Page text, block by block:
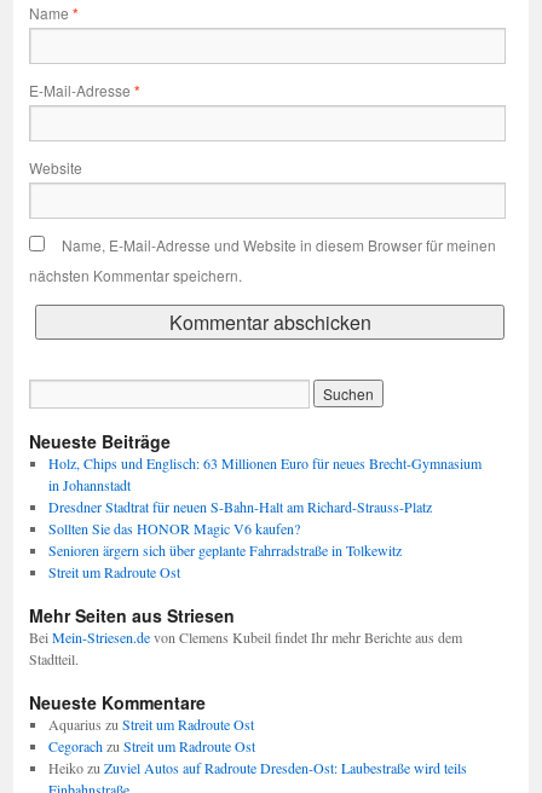
Name *
E-Mail-Adresse *
Website
Name, E-Mail-Adresse und Website in diesem Browser für meinen
nächsten Kommentar speichern.
Neueste Beiträge
Holz, Chips und Englisch: 63 Millionen Euro für neues Brecht-Gymnasium
in Johannstadt
Dresdner Stadtrat für neuen S-Bahn-Halt am Richard-Strauss-Platz
Sollten Sie das HONOR Magic V6 kaufen?
Senioren ärgern sich über geplante Fahrradstraße in Tolkewitz
Streit um Radroute Ost
Mehr Seiten aus Striesen
BeiMein-Striesen.devon Clemens Kubeil findet Ihr mehr Berichte aus dem
Stadtteil.
Neueste Kommentare
Aquarius zuStreit um Radroute Ost
CegorachzuStreit um Radroute Ost
HeikozuZuviel Autos auf Radroute Dresden-Ost: Laubestraße wird teils